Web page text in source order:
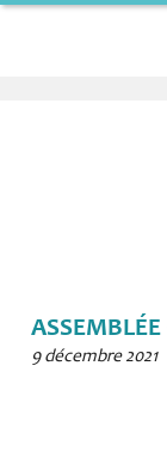
9 décembre 2021